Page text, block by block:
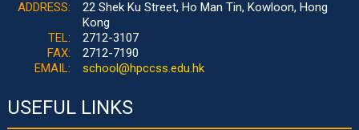
ADDRESS:
22 Shek Ku Street, Ho Man Tin, Kowloon, Hong
Kong
TEL:
2712-3107
FAX:
2712-7190
EMAIL:
school@hpccss.edu.hk
USEFUL LINKS